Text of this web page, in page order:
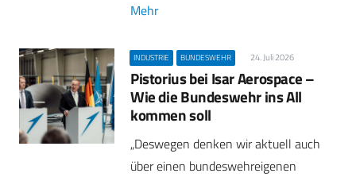
Mehr
INDUSTRIE BUNDESWEHR 24. Juli 2026
Pistorius bei Isar Aerospace –
Wie die Bundeswehr ins All
kommen soll
„Deswegen denken wir aktuell auch
über einen bundeswehreigenen